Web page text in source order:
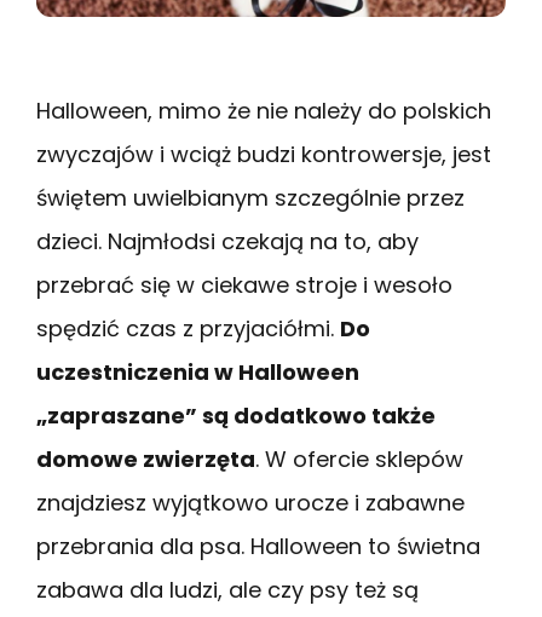
Halloween, mimo że nie należy do polskich
zwyczajów i wciąż budzi kontrowersje, jest
świętem uwielbianym szczególnie przez
dzieci. Najmłodsi czekają na to, aby
przebrać się w ciekawe stroje i wesoło
spędzić czas z przyjaciółmi. Do
uczestniczenia w Halloween
„zapraszane” są dodatkowo także
domowe zwierzęta. W ofercie sklepów
znajdziesz wyjątkowo urocze i zabawne
przebrania dla psa. Halloween to świetna
zabawa dla ludzi, ale czy psy też są